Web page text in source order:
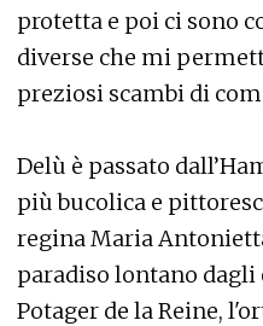
protetta e poi ci sono
diverse che mi
preziosi scambi di
Delù è passato
più bucolica e
regina Maria
paradiso lontano
Potager de la Reine,